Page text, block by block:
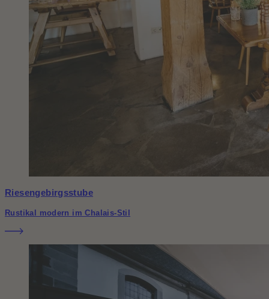
Riesengebirgsstube
Rustikal modern im Chalais-Stil